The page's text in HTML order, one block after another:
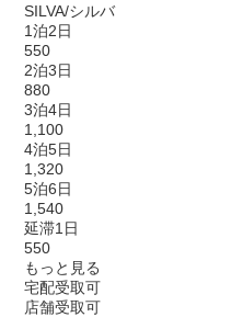
SILVA/シルバ
1泊2日
550
2泊3日
880
3泊4日
1,100
4泊5日
1,320
5泊6日
1,540
延滞1日
550
もっと見る
宅配受取可
店舗受取可